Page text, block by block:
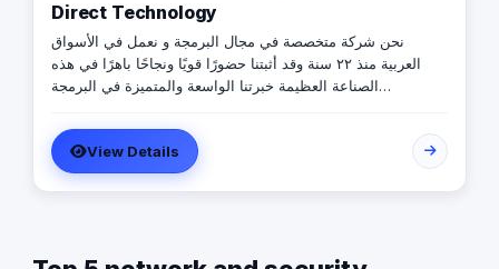
Direct Technology
نحن شركة متخصصة في مجال البرمجة و نعمل في الأسواق
العربية منذ ٢٢ سنة وقد أثبتنا حضورًا قويًا ونجاحًا باهرًا في هذه
الصناعة العظيمة خبرتنا الواسعة والمتميزة في البرمجة
العلامات التجارية المعروفة والمشهورة في الأسواق العربية
والعالمية تجعلنا الخيار الأمثل لتلبية احتياجات العملاء وتحقيق
أهدافهم بأفضل واحدث الحلول البرمجية. فريق العمل لدينا هو
عبارة عن مجموعة من المبدعين والمتخصصين في مجالات متعددة
المعتمدة عالمياً.
View Details